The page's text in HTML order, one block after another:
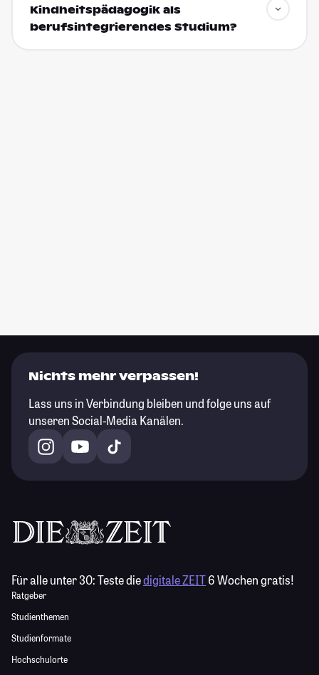
Kindheitspädagogik als
berufsintegrierendes Studium?
Nichts mehr verpassen!
Lass uns in Verbindung bleiben und folge uns auf
unseren Social-Media Kanälen.
Für alle unter 30:Teste diedigitale ZEIT6 Wochen gratis!
Ratgeber
Studienthemen
Studienformate
Hochschulorte